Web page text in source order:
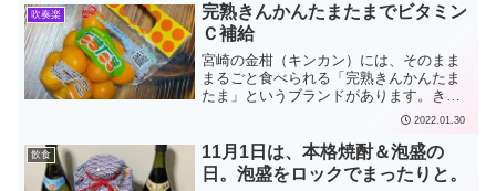
吹奏楽
完熟きんかんたまたまでビタミン
Ｃ補給
宮崎の金柑（キンカン）には、そのまま
まるごと食べられる「完熟きんかんたま
たま」というブランドがあります。きん
かんたまたま、略してごらんよ、言えな
のは「完熟きんかんたまたまエクセレン
ト」というのがありますが...
2022.01.30
飲食
11月1日は、本格焼酎＆泡盛の
日。泡盛をロックでまったりと。